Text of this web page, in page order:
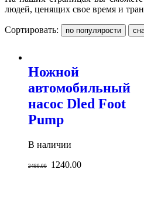
людей, ценящих свое время и
Сортировать:
Ножной
автомобильный
насос Dled Foot
Pump
В наличии
2480.00 1240.00